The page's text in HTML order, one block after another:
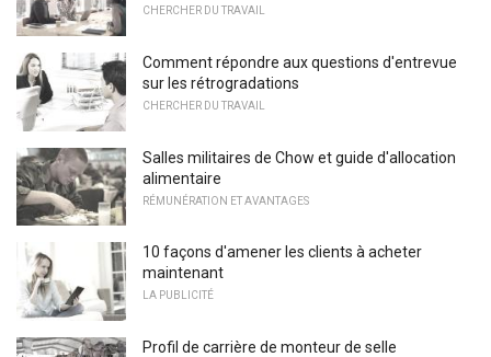
CHERCHER DU TRAVAIL
Comment répondre aux questions d'entrevue
sur les rétrogradations
CHERCHER DU TRAVAIL
Salles militaires de Chow et guide d'allocation
alimentaire
RÉMUNÉRATION ET AVANTAGES
10 façons d'amener les clients à acheter
maintenant
LA PUBLICITÉ
Profil de carrière de monteur de selle